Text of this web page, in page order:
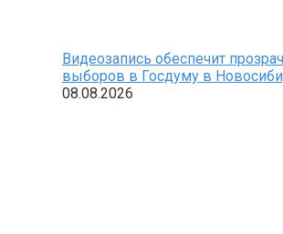
Видеозапись обеспечит
выборов в Госдуму в
08.08.2026